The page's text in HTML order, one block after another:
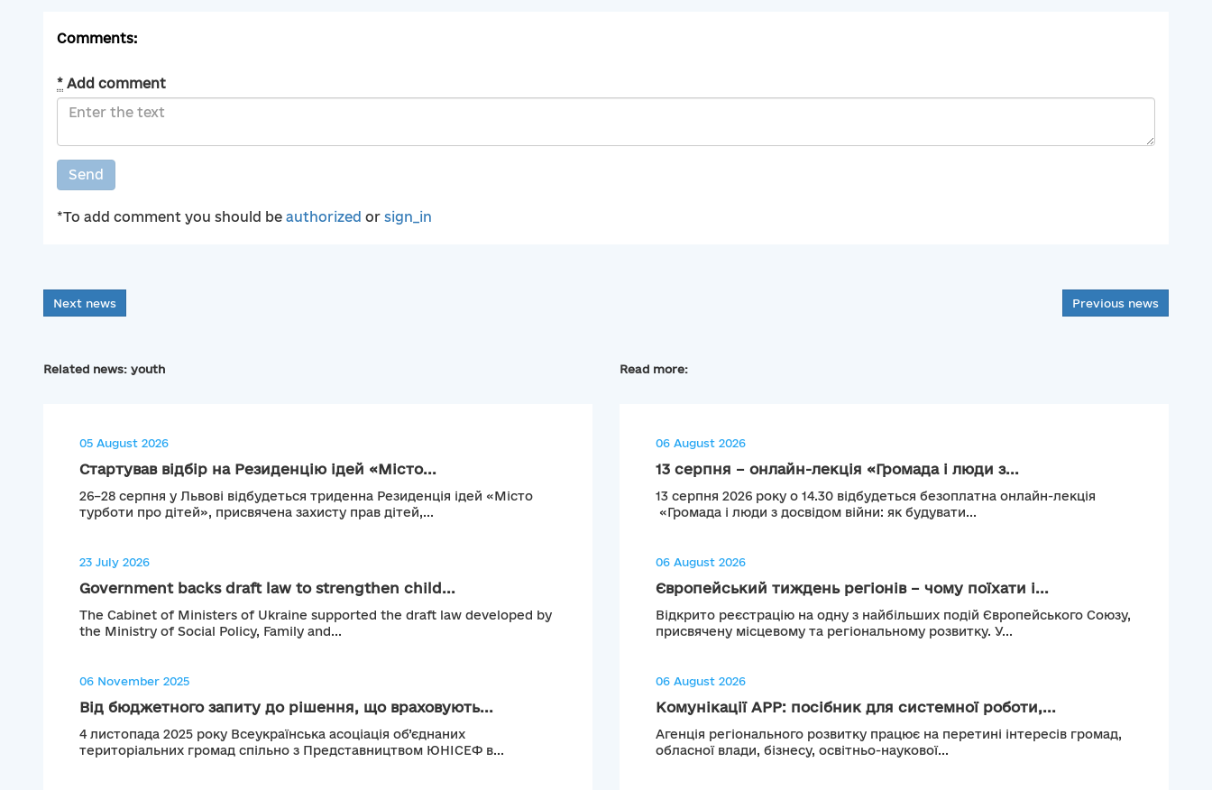
Comments:
* Add comment
Send
*To add comment you should be authorized or sign_in
Next news Previous news
Related news: youth
05 August 2026
Стартував відбір на Резиденцію ідей «Місто...
26–28 серпня у Львові відбудеться триденна Резиденція ідей «Місто
турботи про дітей», присвячена захисту прав дітей,...
23 July 2026
Government backs draft law to strengthen child...
The Cabinet of Ministers of Ukraine supported the draft law developed by
the Ministry of Social Policy, Family and...
06 November 2025
Від бюджетного запиту до рішення, що враховують...
4 листопада 2025 року Всеукраїнська асоціація об’єднаних
територіальних громад спільно з Представництвом ЮНІСЕФ в...
Read more:
06 August 2026
13 серпня – онлайн-лекція «Громада і люди з...
13 серпня 2026 року о 14.30 відбудеться безоплатна онлайн-лекція
«Громада і люди з досвідом війни: як будувати...
06 August 2026
Європейський тиждень регіонів – чому поїхати і...
Відкрито реєстрацію на одну з найбільших подій Європейського Союзу,
присвячену місцевому та регіональному розвитку. У...
06 August 2026
Комунікації АРР: посібник для системної роботи,...
Агенція регіонального розвитку працює на перетині інтересів громад,
обласної влади, бізнесу, освітньо-наукової...